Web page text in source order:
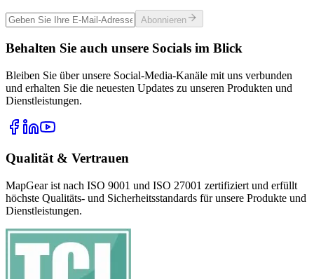
Abonnieren
Behalten Sie auch unsere Socials im Blick
Bleiben Sie über unsere Social-Media-Kanäle mit uns verbunden
und erhalten Sie die neuesten Updates zu unseren Produkten und
Dienstleistungen.
Qualität & Vertrauen
MapGear ist nach ISO 9001 und ISO 27001 zertifiziert und erfüllt
höchste Qualitäts- und Sicherheitsstandards für unsere Produkte und
Dienstleistungen.